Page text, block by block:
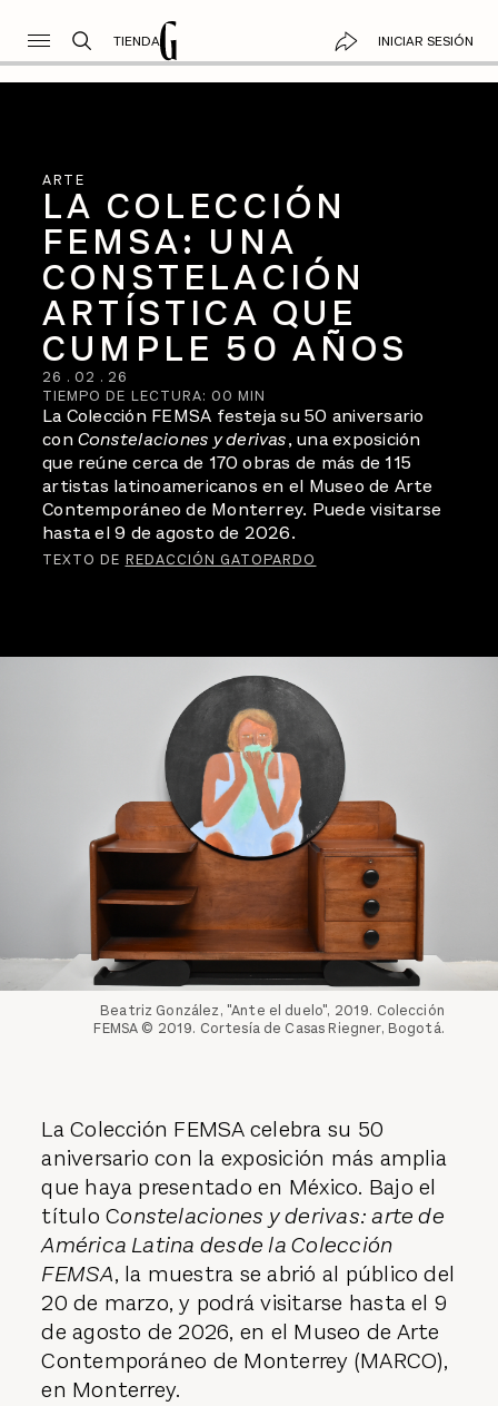
TIENDA INICIAR SESIÓN
ARTE
LA COLECCIÓN
FEMSA: UNA
CONSTELACIÓN
ARTÍSTICA QUE
CUMPLE 50 AÑOS
26 . 02 . 26
TIEMPO DE LECTURA: 00 MIN
La Colección FEMSA festeja su 50 aniversario
conConstelaciones y derivas, una exposición
que reúne cerca de 170 obras de más de 115
artistas latinoamericanos en el Museo de Arte
Contemporáneo de Monterrey. Puede visitarse
hasta el 9 de agosto de 2026.
TEXTO DE REDACCIÓN GATOPARDO
Beatriz González, "Ante el duelo", 2019. Colección
FEMSA © 2019. Cortesía de Casas Riegner, Bogotá.
La Colección FEMSA celebra su 50
aniversario con la exposición más amplia
que haya presentado en México. Bajo el
título Constelaciones y derivas: arte de
América Latina desde la Colección
FEMSA, la muestra se abrió al público del
20 de marzo, y podrá visitarse hasta el 9
de agosto de 2026, en el Museo de Arte
Contemporáneo de Monterrey (MARCO),
en Monterrey.